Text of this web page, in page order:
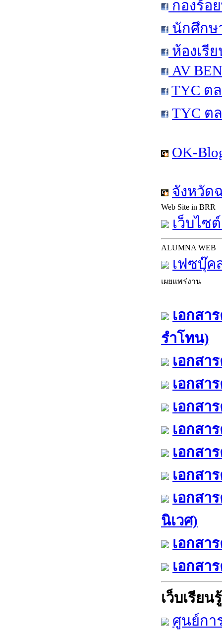
กองร้อ
นักศึกษ
ห้องเรี
AV
TYC ต
TYC ต
OK-
จังหวัด
Web Site in BRR
เว็บไซ
ALUMNA WEB
เฟซบุ๊ค
เผยแพร่งาน
เอกสา
รำโทน)
เอกสา
เอกสา
เอกสา
เอกสา
เอกสา
เอกสา
เอกสา
นิเวศ)
เอกสา
เอกสา
เว็บเรียนรู้
ศูนย์กา